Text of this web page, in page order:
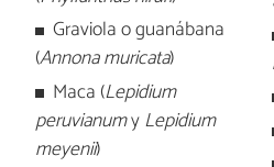
Graviola o guanábana
(Annona muricata)
Maca (Lepidium
peruvianumyLepidium
meyenii)